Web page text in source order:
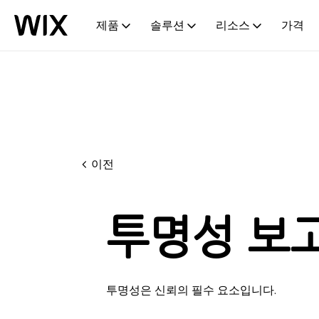
제품 솔루션 리소스 가격
이전
투명성 보
투명성은 신뢰의 필수 요소입니다.